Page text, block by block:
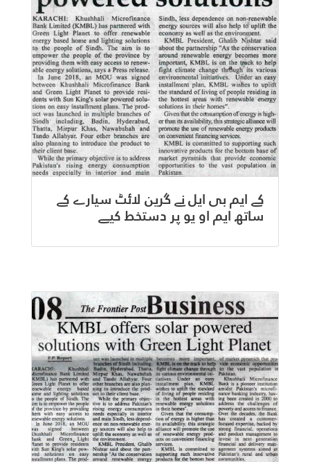
کے ایم بی ایل نے گرین لائٹ سیارے کے
ساتھ ایم او یو پر دستخط کیے